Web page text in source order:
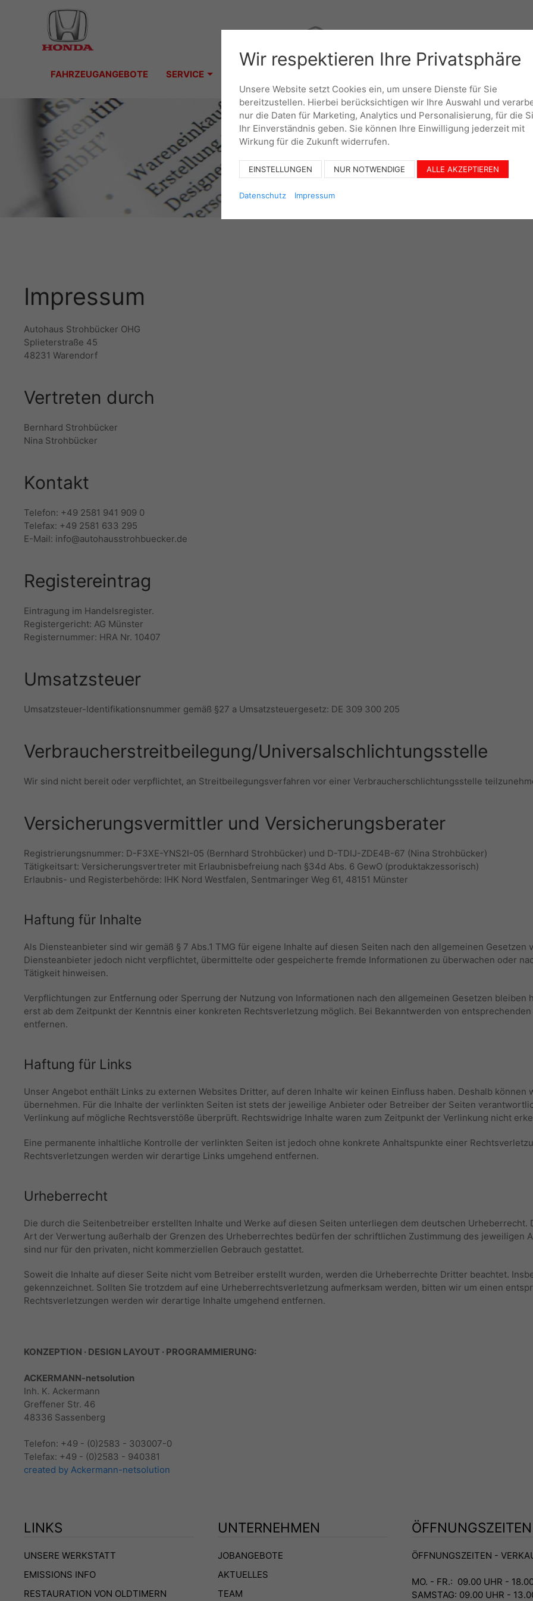
FAHRZEUGANGEBOTE SERVICE
Impressum
Autohaus Strohbücker OHG
Splieterstraße 45
48231 Warendorf
Vertreten durch
Bernhard Strohbücker
Nina Strohbücker
Kontakt
Telefon: +49 2581 941 909 0
Telefax: +49 2581 633 295
E-Mail: info@autohausstrohbuecker.de
Registereintrag
Eintragung im Handelsregister.
Registergericht: AG Münster
Registernummer: HRA Nr. 10407
Umsatzsteuer
Umsatzsteuer-Identifikationsnummer gemäß §27 a Umsatzsteuergesetz: DE 309 300 205
Verbraucherstreitbeilegung/Universalschlichtungsstelle
Wir sind nicht bereit oder verpflichtet, an Streitbeilegungsverfahren vor einer Verbraucherschlichtungsstelle
Versicherungsvermittler und Versicherungsberater
Registrierungsnummer: D-F3XE-YNS2I-05 (Bernhard Strohbücker) und D-TDIJ-ZDE4B-67 (Nina Strohbücker)
Tätigkeitsart: Versicherungsvertreter mit Erlaubnisbefreiung nach §34d Abs. 6 GewO (produktakzessorisch)
Erlaubnis- und Registerbehörde: IHK Nord Westfalen, Sentmaringer Weg 61, 48151 Münster
Haftung für Inhalte
Als Diensteanbieter sind wir gemäß § 7 Abs.1 TMG für eigene Inhalte auf diesen Seiten nach den allgemeinen Gesetzen
Diensteanbieter jedoch nicht verpflichtet, übermittelte oder gespeicherte fremde Informationen zu überwachen oder
Tätigkeit hinweisen.
Verpflichtungen zur Entfernung oder Sperrung der Nutzung von Informationen nach den allgemeinen Gesetzen
erst ab dem Zeitpunkt der Kenntnis einer konkreten Rechtsverletzung möglich. Bei Bekanntwerden von
entfernen.
Haftung für Links
Unser Angebot enthält Links zu externen Websites Dritter, auf deren Inhalte wir keinen Einfluss haben. Deshalb
übernehmen. Für die Inhalte der verlinkten Seiten ist stets der jeweilige Anbieter oder Betreiber der Seiten
Verlinkung auf mögliche Rechtsverstöße überprüft. Rechtswidrige Inhalte waren zum Zeitpunkt der Verlinkung nicht
Eine permanente inhaltliche Kontrolle der verlinkten Seiten ist jedoch ohne konkrete Anhaltspunkte einer
Rechtsverletzungen werden wir derartige Links umgehend entfernen.
Urheberrecht
Die durch die Seitenbetreiber erstellten Inhalte und Werke auf diesen Seiten unterliegen dem deutschen
Art der Verwertung außerhalb der Grenzen des Urheberrechtes bedürfen der schriftlichen Zustimmung des jeweiligen
sind nur für den privaten, nicht kommerziellen Gebrauch gestattet.
Soweit die Inhalte auf dieser Seite nicht vom Betreiber erstellt wurden, werden die Urheberrechte Dritter beachtet.
gekennzeichnet. Sollten Sie trotzdem auf eine Urheberrechtsverletzung aufmerksam werden, bitten wir um einen
Rechtsverletzungen werden wir derartige Inhalte umgehend entfernen.
KONZEPTION · DESIGN LAYOUT · PROGRAMMIERUNG:
ACKERMANN-netsolution
Inh. K. Ackermann
Greffener Str. 46
48336 Sassenberg
Telefon: +49 - (0)2583 - 303007-0
Telefax: +49 - (0)2583 - 940381
created by Ackermann-netsolution
LINKS
UNSERE WERKSTATT
EMISSIONS INFO
RESTAURATION VON OLDTIMERN
UNTERNEHMEN
JOBANGEBOTE
AKTUELLES
TEAM
ÖFFNUNGSZEITEN
ÖFFNUNGSZEITEN -
MO. - FR.: 09.00 UHR -
SAMSTAG: 09.00 UHR -
Wir respektieren Ihre Privatsphäre
Unsere Website setzt Cookies ein, um unsere Dienste für Sie
bereitzustellen. Hierbei berücksichtigen wir Ihre Auswahl und
nur die Daten für Marketing, Analytics und Personalisierung, für die
Ihr Einverständnis geben. Sie können Ihre Einwilligung jederzeit mit
Wirkung für die Zukunft widerrufen.
EINSTELLUNGEN NUR NOTWENDIGE ALLE AKZEPTIEREN
Datenschutz Impressum